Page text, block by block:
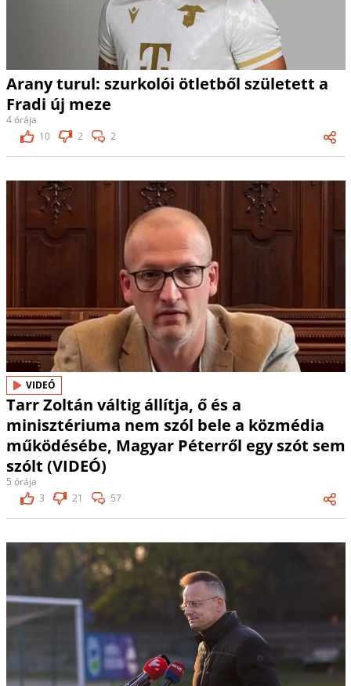
Arany turul: szurkolói ötletből született a
Fradi új meze
4 órája
10
2 2
VIDEÓ
Tarr Zoltán váltig állítja, ő és a
minisztériuma nem szól bele a közmédia
működésébe, Magyar Péterről egy szót sem
szólt (VIDEÓ)
5 órája
3
21 57